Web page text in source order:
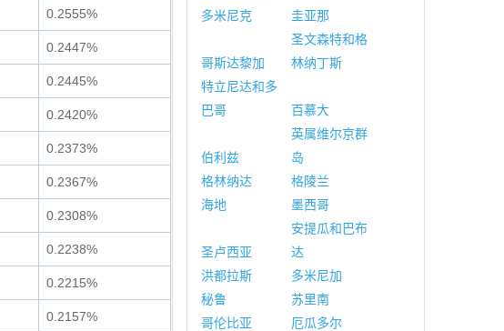
0.2555%
0.2447%
0.2445%
0.2420%
0.2373%
0.2367%
0.2308%
0.2238%
0.2215%
0.2157%
多米尼克
圭亚那
哥斯达黎加
圣文森特和格
林纳丁斯
特立尼达和多
巴哥
百慕大
伯利兹
英属维尔京群
岛
格林纳达
格陵兰
海地
墨西哥
圣卢西亚
安提瓜和巴布
达
洪都拉斯
多米尼加
秘鲁
苏里南
哥伦比亚
厄瓜多尔